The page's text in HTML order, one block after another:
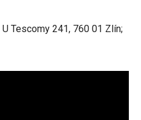
U Tescomy 241, 760 01 Zlín;